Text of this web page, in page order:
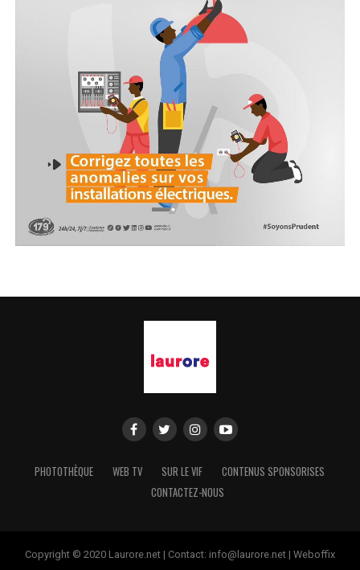
PHOTOTHÈQUE WEB TV SUR LE VIF
CONTENUS SPONSORISES
CONTACTEZ-NOUS
Copyright © 2020 Laurore.net | Contact: info@laurore.net | Weboffix